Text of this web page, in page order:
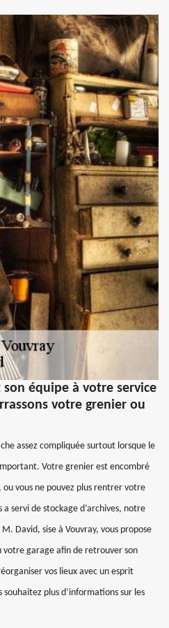
équipe à votre service
votre grenier ou
assez compliquée surtout lorsque le
Votre grenier est encombré
vous ne pouvez plus rentrer votre
servi de stockage d’archives, notre
David, sise à Vouvray, vous propose
garage afin de retrouver son
vos lieux avec un esprit
souhaitez plus d’informations sur les